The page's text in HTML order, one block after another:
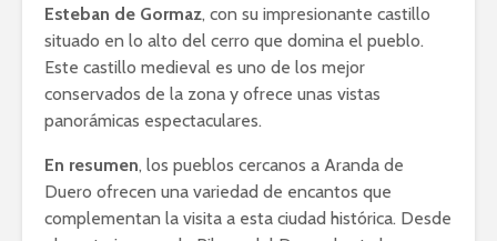
Esteban de Gormaz, con su impresionante castillo
situado en lo alto del cerro que domina el pueblo.
Este castillo medieval es uno de los mejor
conservados de la zona y ofrece unas vistas
panorámicas espectaculares.
En resumen, los pueblos cercanos a Aranda de
Duero ofrecen una variedad de encantos que
complementan la visita a esta ciudad histórica. Desde